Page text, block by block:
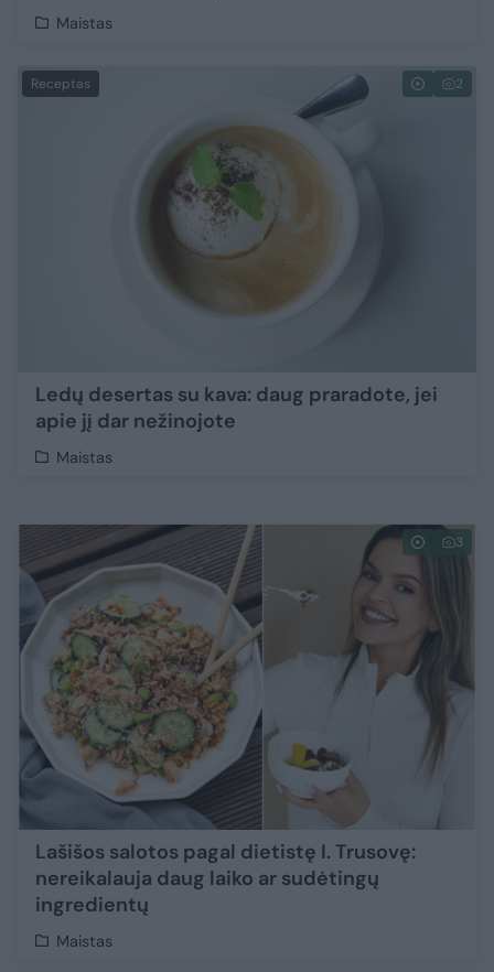
Maistas
Receptas 2
Ledų desertas su kava: daug praradote, jei
apie jį dar nežinojote
Maistas
3
Lašišos salotos pagal dietistę I. Trusovę:
nereikalauja daug laiko ar sudėtingų
ingredientų
Maistas